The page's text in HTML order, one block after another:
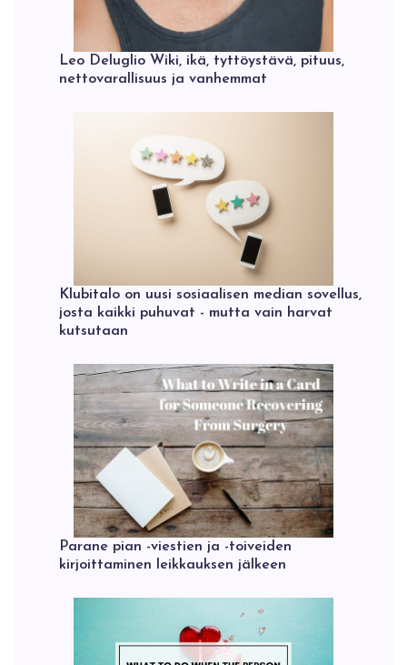
Leo Deluglio Wiki, ikä, tyttöystävä, pituus,
nettovarallisuus ja vanhemmat
Klubitalo on uusi sosiaalisen median sovellus,
josta kaikki puhuvat - mutta vain harvat
kutsutaan
Parane pian -viestien ja -toiveiden
kirjoittaminen leikkauksen jälkeen